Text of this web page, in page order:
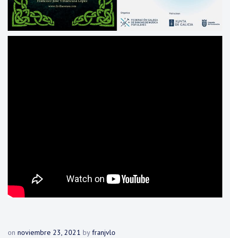
on noviembre 23, 2021 byfranjvlo